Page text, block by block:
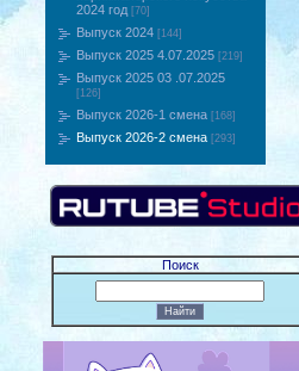
2024 год [70]
Выпуск 2024 [144]
Выпуск 2025 4.07.2025 [219]
Выпуск 2025 03 .07.2025
[126]
Выпуск 2026-1 смена [168]
Выпуск 2026-2 смена [293]
Поиск